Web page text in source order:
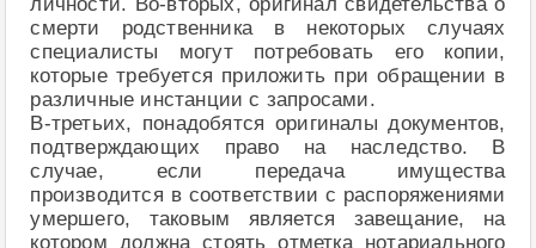
смерти родственника в некоторых случаях
специалисты могут потребовать его копии,
которые требуется приложить при обращении в
различные инстанции с запросами.
В-третьих, понадобятся оригиналы документов,
подтверждающих право на наследство. В
случае, если передача имущества
производится в соответствии с распоряжениями
умершего, таковым является завещание, на
котором должна стоять отметка нотариального